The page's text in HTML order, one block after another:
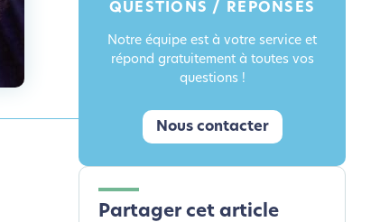
QUESTIONS / RÉPONSES
Notre équipe est à votre service et
répond gratuitement à toutes vos
questions !
Nous contacter
Partager cet article